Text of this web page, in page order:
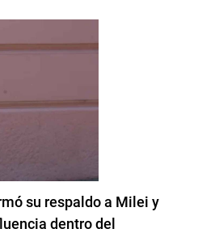
su respaldo a Milei y
dentro del